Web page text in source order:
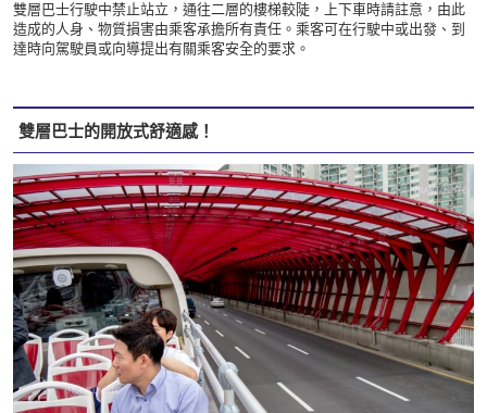
雙層巴士行駛中禁止站立，通往二層的樓梯較陡，上下車時請註意，由此
造成的人身、物質損害由乘客承擔所有責任。乘客可在行駛中或出發、到
達時向駕駛員或向導提出有關乘客安全的要求。
雙層巴士的開放式舒適感！